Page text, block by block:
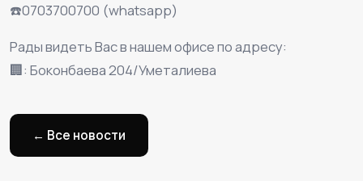
☎️0703700700 (whatsapp)
Рады видеть Вас в нашем офисе по адресу:
🏢: Боконбаева 204/Уметалиева
← Все новости